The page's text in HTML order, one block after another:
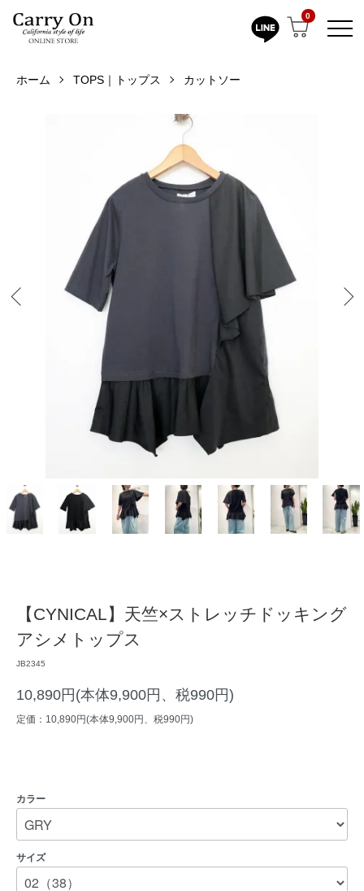
0
ホーム TOPS｜トップス カットソー
【CYNICAL】天竺×ストレッチドッキング
アシメトップス
JB2345
10,890円(本体9,900円、税990円)
定価：10,890円(本体9,900円、税990円)
カラー
サイズ